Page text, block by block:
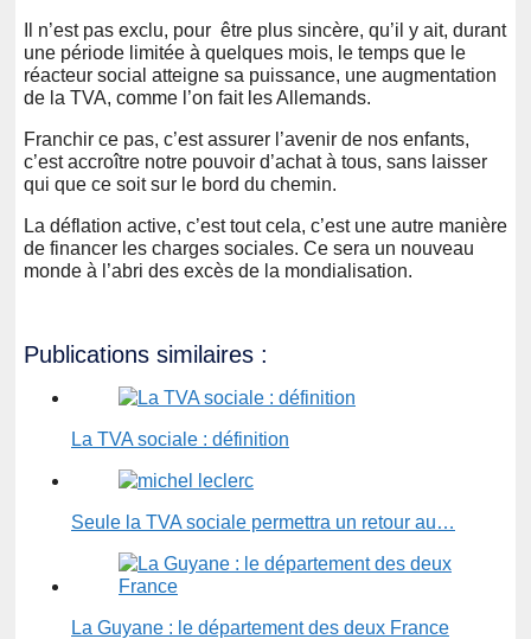
Il n’est pas exclu, pour être plus sincère, qu’il y ait, durant
une période limitée à quelques mois, le temps que le
réacteur social atteigne sa puissance, une augmentation
de la TVA, comme l’on fait les Allemands.
Franchir ce pas, c’est assurer l’avenir de nos enfants,
c’est accroître notre pouvoir d’achat à tous, sans laisser
qui que ce soit sur le bord du chemin.
La déflation active, c’est tout cela, c’est une autre manière
de financer les charges sociales. Ce sera un nouveau
monde à l’abri des excès de la mondialisation.
Publications similaires :
La TVA sociale : définition
Seule la TVA sociale permettra un retour au…
La Guyane : le département des deux France